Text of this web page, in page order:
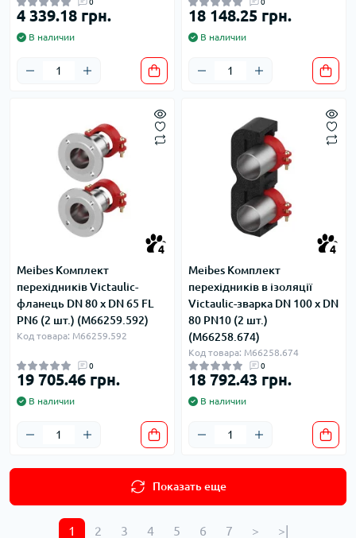
0
4 339.18 грн.
В наличии
0
18 148.25 грн.
В наличии
4
Meibes Комплект
перехідників Victaulic-
фланець DN 80 x DN 65 FL
PN6 (2 шт.) (M66259.592)
Код товара: M66259.592
0
19 705.46 грн.
В наличии
4
Meibes Комплект
перехідників в ізоляції
Victaulic-зварка DN 100 x DN
80 PN10 (2 шт.)
(M66258.674)
Код товара: M66258.674
0
18 792.43 грн.
В наличии
Показать еще
1 2 3 4 5 6 7 > >|